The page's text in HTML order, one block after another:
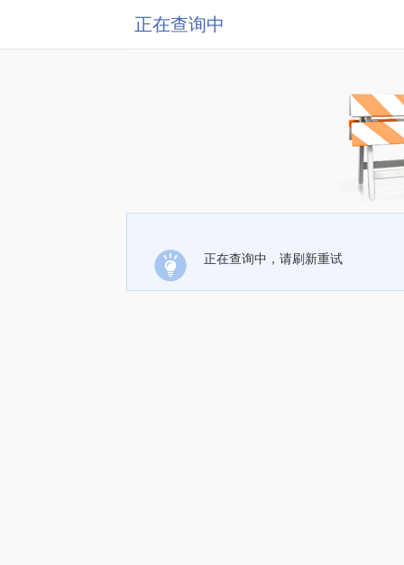
正在查询中
正在查询中，请刷新重试